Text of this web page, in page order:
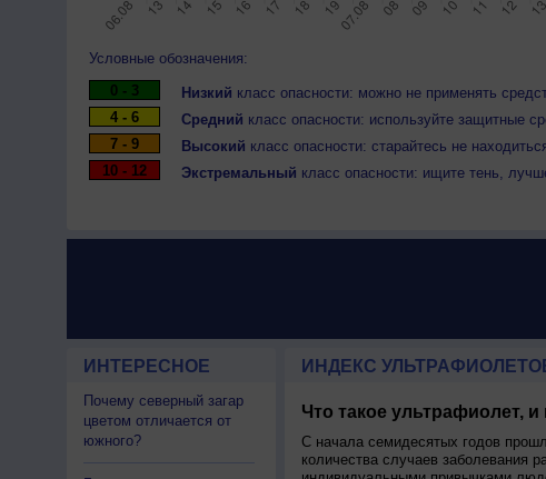
Условные обозначения:
0 - 3
Низкий класс опасности: можно не применять
4 - 6
Средний класс опасности: используйте защитные
7 - 9
Высокий класс опасности: старайтесь не
10 - 12
Экстремальный класс опасности: ищите тень,
ИНТЕРЕСНОЕ
Почему северный загар
цветом отличается от
южного?
ИНДЕКС
Что такое ультрафиолет,
С начала семидесятых годов
количества случаев заболевания